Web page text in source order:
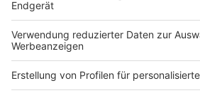
Nächten gesperrt
Anzeige
Folge uns für mehr News &